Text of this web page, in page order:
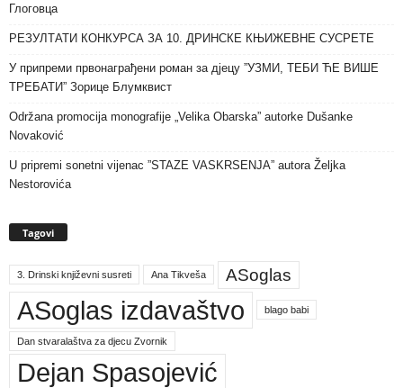
Глоговца
РЕЗУЛТАТИ КОНКУРСА ЗА 10. ДРИНСКЕ КЊИЖЕВНЕ СУСРЕТЕ
У припреми првонаграђени роман за дјецу ”УЗМИ, ТЕБИ ЋЕ ВИШЕ
ТРЕБАТИ” Зорице Блумквист
Održana promocija monografije „Velika Obarska” autorke Dušanke
Novaković
U pripremi sonetni vijenac ”STAZE VASKRSENJA” autora Željka
Nestorovića
Tagovi
3. Drinski književni susreti Ana Tikveša ASoglas
ASoglas izdavaštvo blago babi
Dan stvaralaštva za djecu Zvornik
Dejan Spasojević